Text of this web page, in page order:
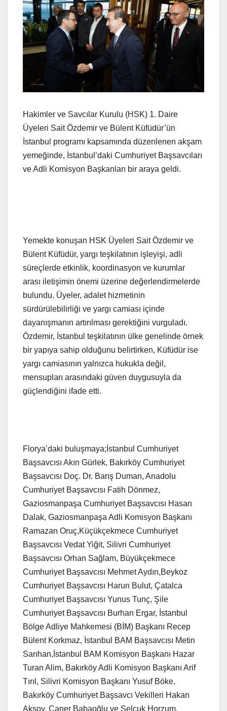
Hakimler ve Savcılar Kurulu (HSK) 1. Daire
Üyeleri Sait Özdemir ve Bülent Küfüdür’ün
İstanbul programı kapsamında düzenlenen akşam
yemeğinde, İstanbul’daki Cumhuriyet Başsavcıları
ve Adli Komisyon Başkanları bir araya geldi.
Yemekte konuşan HSK Üyeleri Sait Özdemir ve
Bülent Küfüdür, yargı teşkilatının işleyişi, adli
süreçlerde etkinlik, koordinasyon ve kurumlar
arası iletişimin önemi üzerine değerlendirmelerde
bulundu. Üyeler, adalet hizmetinin
sürdürülebilirliği ve yargı camiası içinde
dayanışmanın artırılması gerektiğini vurguladı.
Özdemir, İstanbul teşkilatının ülke genelinde örnek
bir yapıya sahip olduğunu belirtirken, Küfüdür ise
yargı camiasının yalnızca hukukla değil,
mensupları arasındaki güven duygusuyla da
güçlendiğini ifade etti.
Florya’daki buluşmaya;İstanbul Cumhuriyet
Başsavcısı Akın Gürlek, Bakırköy Cumhuriyet
Başsavcısı Doç. Dr. Barış Duman, Anadolu
Cumhuriyet Başsavcısı Fatih Dönmez,
Gaziosmanpaşa Cumhuriyet Başsavcısı Hasan
Dalak, Gaziosmanpaşa Adli Komisyon Başkanı
Ramazan Oruç,Küçükçekmece Cumhuriyet
Başsavcısı Vedat Yiğit, Silivri Cumhuriyet
Başsavcısı Orhan Sağlam, Büyükçekmece
Cumhuriyet Başsavcısı Mehmet Aydın,Beykoz
Cumhuriyet Başsavcısı Harun Bulut, Çatalca
Cumhuriyet Başsavcısı Yunus Tunç, Şile
Cumhuriyet Başsavcısı Burhan Ergar, İstanbul
Bölge Adliye Mahkemesi (BİM) Başkanı Recep
Bülent Korkmaz, İstanbul BAM Başsavcısı Metin
Sarıhan,İstanbul BAM Komisyon Başkanı Hazar
Turan Alim, Bakırköy Adli Komisyon Başkanı Arif
Tırıl, Silivri Komisyon Başkanı Yusuf Böke,
Bakırköy Cumhuriyet Başsavcı Vekilleri Hakan
Aksoy, Caner Babaoğlu ve Selçuk Horzum,